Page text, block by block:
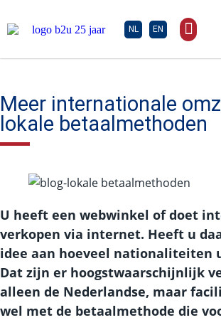
NL EN
Meer internationale
lokale betaalmethoden
U heeft een webwinkel of doet
verkopen via internet. Heeft u
idee aan hoeveel nationaliteiten
Dat zijn er hoogstwaarschijnlijk
alleen de Nederlandse, maar
wel met de betaalmethode die